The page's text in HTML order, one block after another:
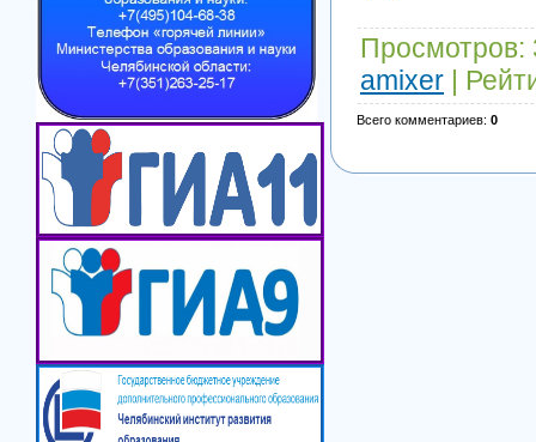
Просмотров:
amixer |
Всего комментариев: 0